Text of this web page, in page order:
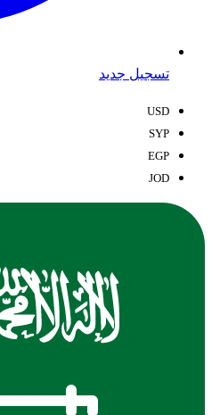
تسجيل جديد
USD
SYP
EGP
JOD